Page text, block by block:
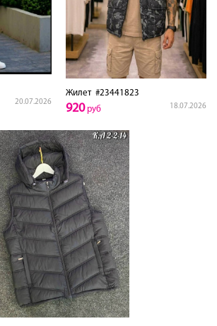
20.07.2026
Жилет#23441823
18.07.2026
920руб